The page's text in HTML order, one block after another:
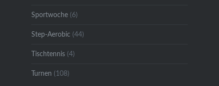
Sportwoche(6)
Step-Aerobic (44)
Tischtennis(4)
Turnen (108)